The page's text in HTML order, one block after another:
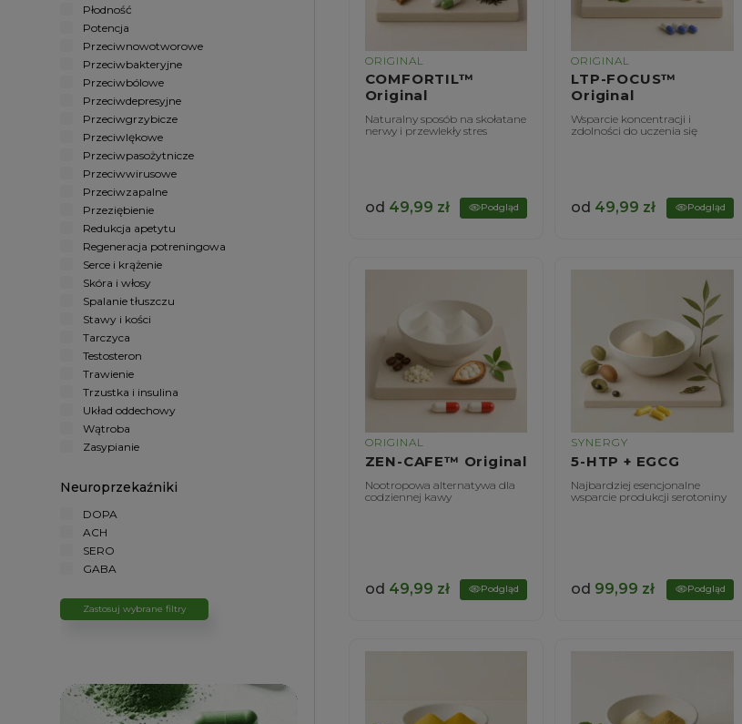
Płodność
Potencja
Przeciwnowotworowe
Przeciwbakteryjne
Przeciwbólowe
Przeciwdepresyjne
Przeciwgrzybicze
Przeciwlękowe
Przeciwpasożytnicze
Przeciwwirusowe
Przeciwzapalne
Przeziębienie
Redukcja apetytu
Regeneracja potreningowa
Serce i krążenie
Skóra i włosy
Spalanie tłuszczu
Stawy i kości
Tarczyca
Testosteron
Trawienie
Trzustka i insulina
Układ oddechowy
Wątroba
Zasypianie
Neuroprzekaźniki
DOPA
ACH
SERO
GABA
Zastosuj wybrane filtry
ORIGINAL
COMFORTIL™
Original
Naturalny sposób na skołatane
nerwy i przewlekły stres
od 49,99 zł Podgląd
ORIGINAL
LTP-FOCUS™
Original
Wsparcie koncentracji i
zdolności do uczenia się
od 49,99 zł Podgląd
ORIGINAL
ZEN-CAFE™ Original
Nootropowa alternatywa dla
codziennej kawy
od 49,99 zł Podgląd
SYNERGY
5-HTP + EGCG
Najbardziej esencjonalne
wsparcie produkcji serotoniny
od 99,99 zł Podgląd